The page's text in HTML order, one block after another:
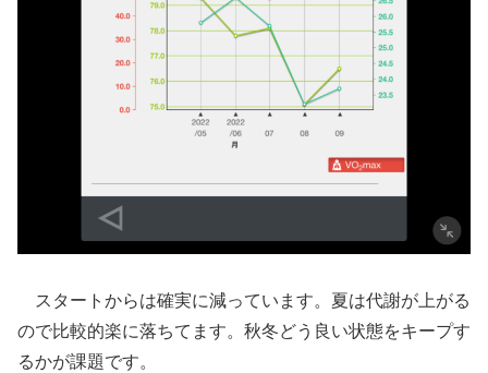
スタートからは確実に減っています。夏は代謝が上がる
ので比較的楽に落ちてます。秋冬どう良い状態をキープす
るかが課題です。